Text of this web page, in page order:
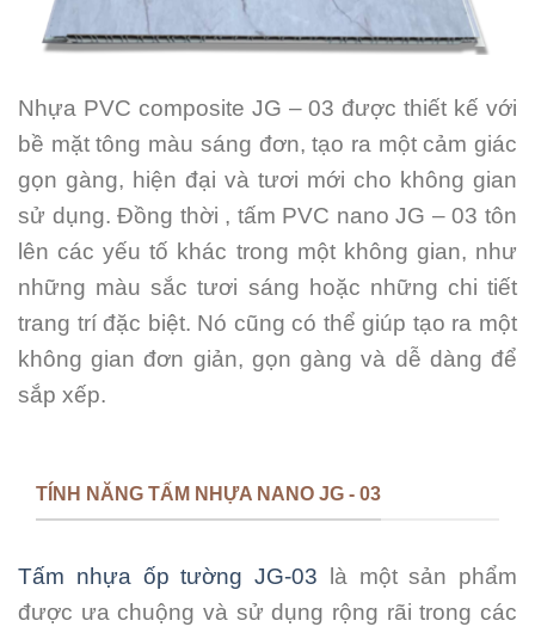
Nhựa PVC composite JG – 03 được thiết kế với
bề mặt tông màu sáng đơn, tạo ra một cảm giác
gọn gàng, hiện đại và tươi mới cho không gian
sử dụng. Đồng thời , tấm PVC nano JG – 03 tôn
lên các yếu tố khác trong một không gian, như
những màu sắc tươi sáng hoặc những chi tiết
trang trí đặc biệt. Nó cũng có thể giúp tạo ra một
không gian đơn giản, gọn gàng và dễ dàng để
sắp xếp.
TÍNH NĂNG TẤM NHỰA NANO JG - 03
Tấm nhựa ốp tường JG-03 là một sản phẩm
được ưa chuộng và sử dụng rộng rãi trong các